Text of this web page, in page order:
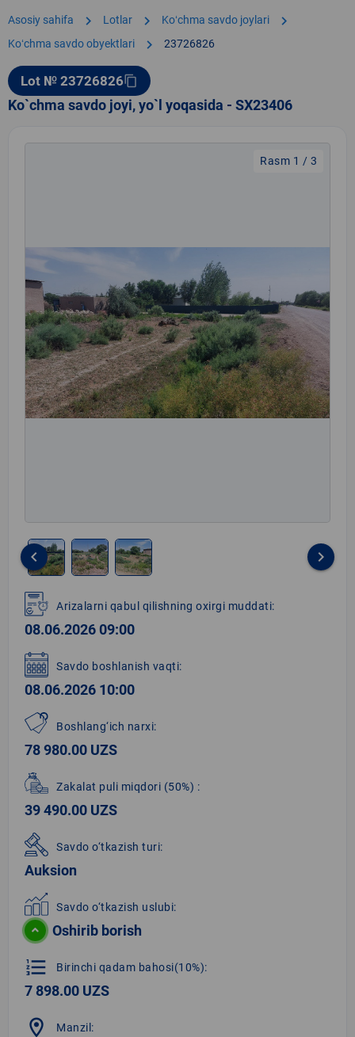
Asosiy sahifa chevron_right Lotlar chevron_right Koʻchma savdo joylari chevron_right
Koʻchma savdo obyektlari chevron_right 23726826
Lot № 23726826content_copy
Ko`chma savdo joyi, yo`l yoqasida - SX23406
Rasm 1 / 3
1
of
3
keyboard_arrow_left keyboard_arrow_right
Arizalarni qabul qilishning oxirgi muddati:
08.06.2026 09:00
Savdo boshlanish vaqti:
08.06.2026 10:00
Boshlang‘ich narxi:
78 980.00 UZS
Zakalat puli miqdori (50%) :
39 490.00 UZS
Savdo o‘tkazish turi:
Auksion
Savdo o‘tkazish uslubi:
Oshirib borish
format_list_numbered Birinchi qadam bahosi(10%):
7 898.00 UZS
location_on Manzil: